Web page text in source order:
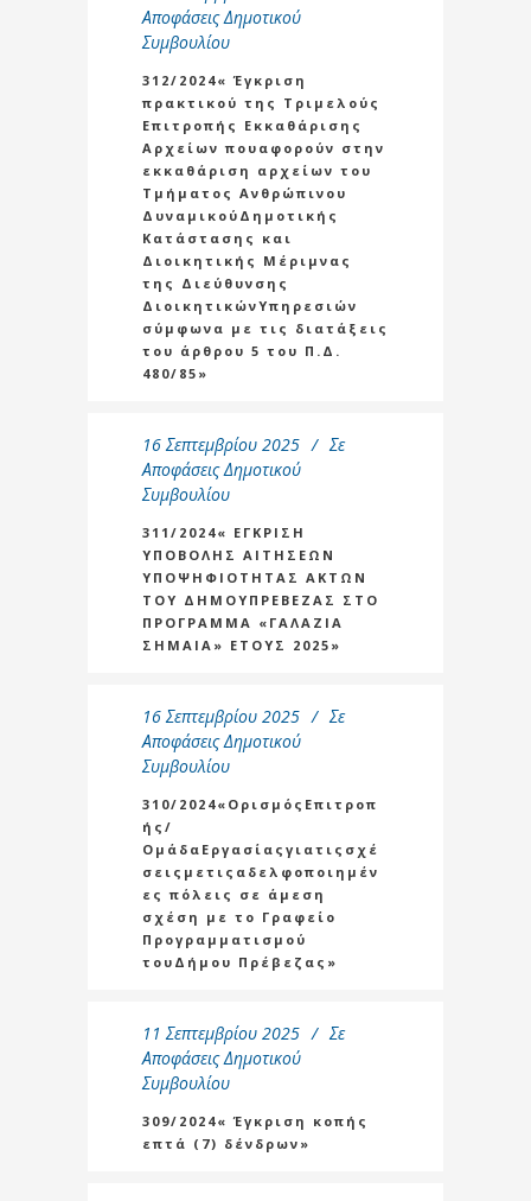
Αποφάσεις Δημοτικού
Συμβουλίου
312/2024« Έγκριση
πρακτικού της Τριμελούς
Επιτροπής Εκκαθάρισης
Αρχείων πουαφορούν στην
εκκαθάριση αρχείων του
Τμήματος Ανθρώπινου
ΔυναμικούΔημοτικής
Κατάστασης και
Διοικητικής Μέριμνας
της Διεύθυνσης
ΔιοικητικώνΥπηρεσιών
σύμφωνα με τις διατάξεις
του άρθρου 5 του Π.Δ.
480/85»
16 Σεπτεμβρίου 2025
Σε
Αποφάσεις Δημοτικού
Συμβουλίου
311/2024« ΕΓΚΡΙΣΗ
ΥΠΟΒΟΛΗΣ ΑΙΤΗΣΕΩΝ
ΥΠΟΨΗΦΙΟΤΗΤΑΣ ΑΚΤΩΝ
ΤΟΥ ΔΗΜΟΥΠΡΕΒΕΖΑΣ ΣΤΟ
ΠΡΟΓΡΑΜΜΑ «ΓΑΛΑΖΙΑ
ΣΗΜΑΙΑ» ΕΤΟΥΣ 2025»
16 Σεπτεμβρίου 2025
Σε
Αποφάσεις Δημοτικού
Συμβουλίου
310/2024«ΟρισμόςΕπιτροπ
ής/
ΟμάδαΕργασίαςγιατιςσχέ
σειςμετιςαδελφοποιημέν
ες πόλεις σε άμεση
σχέση με το Γραφείο
Προγραμματισμού
τουΔήμου Πρέβεζας»
11 Σεπτεμβρίου 2025
Σε
Αποφάσεις Δημοτικού
Συμβουλίου
309/2024« Έγκριση κοπής
επτά (7) δένδρων»